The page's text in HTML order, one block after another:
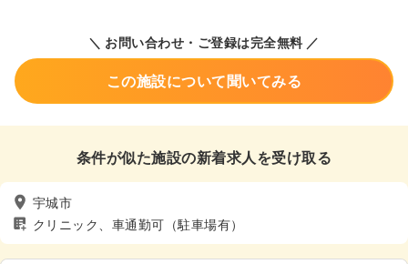
＼ お問い合わせ・ご登録は完全無料 ／
この施設について聞いてみる
条件が似た施設の新着求人を受け取る
宇城市
クリニック、車通勤可（駐車場有）